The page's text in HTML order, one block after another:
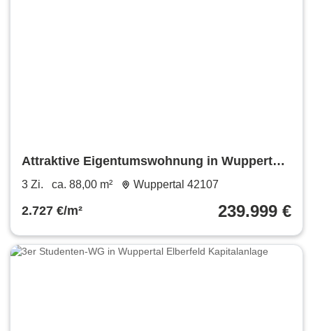
Attraktive Eigentumswohnung in Wuppertal
Elberfeld PROVISIONSFREI
3 Zi. ca. 88,00 m² Wuppertal 42107
2.727 €/m² 239.999 €